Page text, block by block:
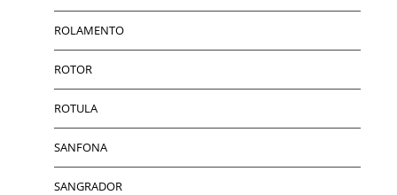
ROLAMENTO
ROTOR
ROTULA
SANFONA
SANGRADOR